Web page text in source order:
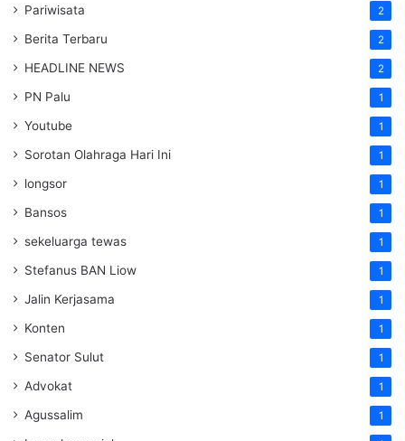
Pariwisata 2
Berita Terbaru 2
HEADLINE NEWS 2
PN Palu 1
Youtube 1
Sorotan Olahraga Hari Ini 1
longsor 1
Bansos 1
sekeluarga tewas 1
Stefanus BAN Liow 1
Jalin Kerjasama 1
Konten 1
Senator Sulut 1
Advokat 1
Agussalim 1